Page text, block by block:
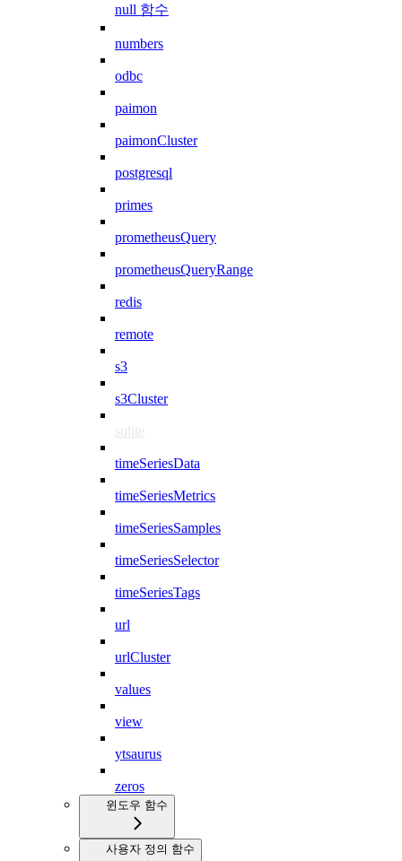
null 함수
numbers
odbc
paimon
paimonCluster
postgresql
primes
prometheusQuery
prometheusQueryRange
redis
remote
s3
s3Cluster
sqlite
timeSeriesData
timeSeriesMetrics
timeSeriesSamples
timeSeriesSelector
timeSeriesTags
url
urlCluster
values
view
ytsaurus
zeros
윈도우 함수
사용자 정의 함수